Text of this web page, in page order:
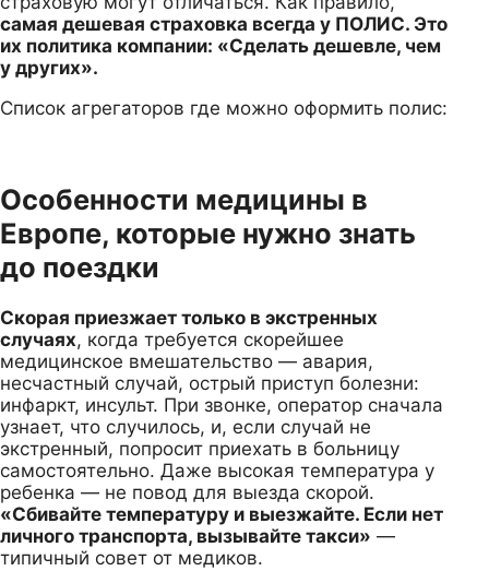
самая дешевая страховка всегда у ПОЛИС. Это
их политика компании: «Сделать дешевле, чем
у других».
Список агрегаторов где можно оформить полис:
Особенности медицины в
Европе, которые нужно знать
до поездки
Скорая приезжает только в экстренных
случаях, когда требуется скорейшее
медицинское вмешательство — авария,
несчастный случай, острый приступ болезни:
инфаркт, инсульт. При звонке, оператор сначала
узнает, что случилось, и, если случай не
экстренный, попросит приехать в больницу
самостоятельно. Даже высокая температура у
ребенка — не повод для выезда скорой.
«Сбивайте температуру и выезжайте. Если нет
личного транспорта, вызывайте такси» —
типичный совет от медиков.